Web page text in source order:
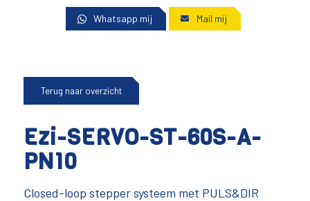
Whatsapp mij Mail mij
Terug naar overzicht
Ezi-SERVO-ST-60S-A-
PN10
Closed-loop stepper systeem met PULS&DIR